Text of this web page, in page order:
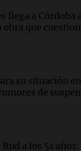
de
y el desafío
enfrenta un
debido a
del empleo
llega a Córdoba
que
su situación
de
a los 51